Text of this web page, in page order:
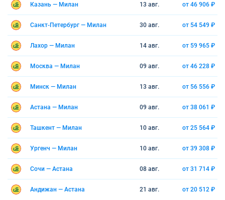
Казань — Милан 13 авг. от 46 906 ₽
Санкт-Петербург — Милан 30 авг. от 54 549 ₽
Лахор — Милан 14 авг. от 59 965 ₽
Москва — Милан 09 авг. от 46 228 ₽
Минск — Милан 13 авг. от 56 556 ₽
Астана — Милан 09 авг. от 38 061 ₽
Ташкент — Милан 10 авг. от 25 564 ₽
Ургенч — Милан 10 авг. от 39 308 ₽
Сочи — Астана 08 авг. от 31 714 ₽
Андижан — Астана 21 авг. от 20 512 ₽